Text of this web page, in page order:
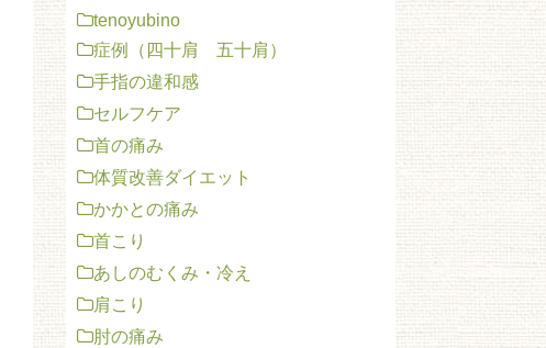
tenoyubino
症例（四十肩 五十肩）
手指の違和感
セルフケア
首の痛み
体質改善ダイエット
かかとの痛み
首こり
あしのむくみ・冷え
肩こり
肘の痛み